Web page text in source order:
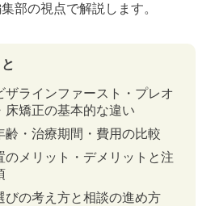
部の視点で解説します。
ザラインファースト・プレオ
床矯正の基本的な違い
齢・治療期間・費用の比較
のメリット・デメリットと注
びの考え方と相談の進め方